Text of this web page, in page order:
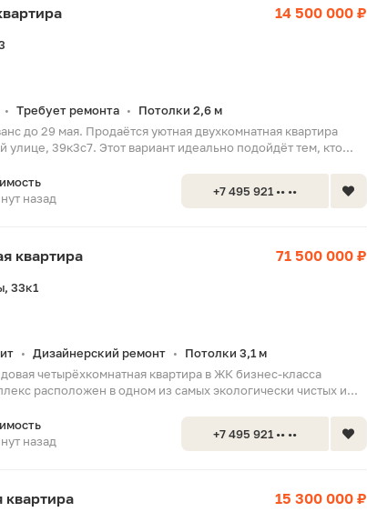
14 500 000 ₽
• Требует ремонта •
Потолки 2,6 м
до 29 мая. Продаётся уютная двухкомнатная квартира
улице, 39к3с7. Этот вариант идеально подойдёт тем, кто...
назад +7 495 921 •• ••
квартира 71 500 000 ₽
33к1
• Дизайнерский ремонт •
Потолки 3,1 м
четырёхкомнатная квартира в ЖК бизнес-класса
расположен в одном из самых экологически чистых и...
назад +7 495 921 •• ••
квартира 15 300 000 ₽